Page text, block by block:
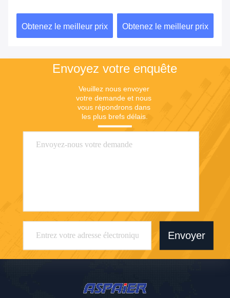
efficace de la température
de l'équipement
Obtenez le meilleur prix
absorber la chaleur, et
empêcher les équipements
de surchauffer
Obtenez le meilleur prix
Envoyez votre enquête
Veuillez nous envoyer
votre demande et nous
vous répondrons dans
les plus brefs délais.
Envoyer